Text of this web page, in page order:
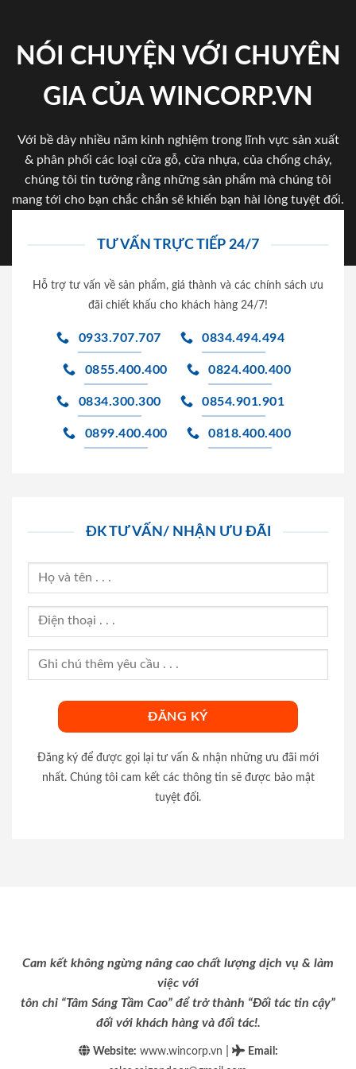
NÓI CHUYỆN VỚI CHUYÊN
GIA CỦA WINCORP.VN
Với bề dày nhiều năm kinh nghiệm trong lĩnh vực sản xuất
& phân phối các loại cửa gỗ, cửa nhựa, của chống cháy,
chúng tôi tin tưởng rằng những sản phẩm mà chúng tôi
mang tới cho bạn chắc chắn sẽ khiến bạn hài lòng tuyệt đối.
TƯ VẤN TRỰC TIẾP 24/7
Hỗ trợ tư vấn về sản phẩm, giá thành và các chính sách ưu
đãi chiết khấu cho khách hàng 24/7!
0933.707.707 0834.494.494
0855.400.400 0824.400.400
0834.300.300 0854.901.901
0899.400.400 0818.400.400
ĐK TƯ VẤN/ NHẬN ƯU ĐÃI
Đăng ký để được gọi lại tư vấn & nhận những ưu đãi mới
nhất. Chúng tôi cam kết các thông tin sẽ được bảo mật
tuyệt đối.
Cam kết không ngừng nâng cao chất lượng dịch vụ & làm
việc với
tôn chỉ “Tâm Sáng Tầm Cao” để trở thành “Đối tác tin cậy”
đối với khách hàng và đối tác!.
Website: www.wincorp.vn Email :